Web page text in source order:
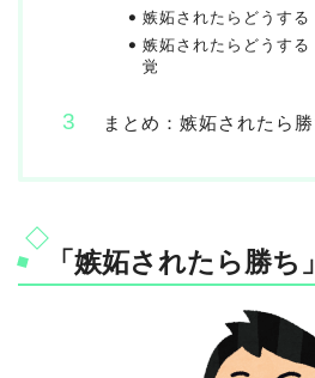
嫉妬されたらどうす
嫉妬されたらどうす
覚
まとめ：嫉妬されたら勝
「嫉妬されたら勝